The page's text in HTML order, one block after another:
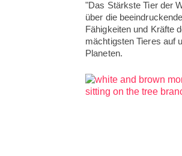
"Das Stärkste Tier der
über die
Fähigkeiten und Kräfte
mächtigsten Tieres auf
Planeten.